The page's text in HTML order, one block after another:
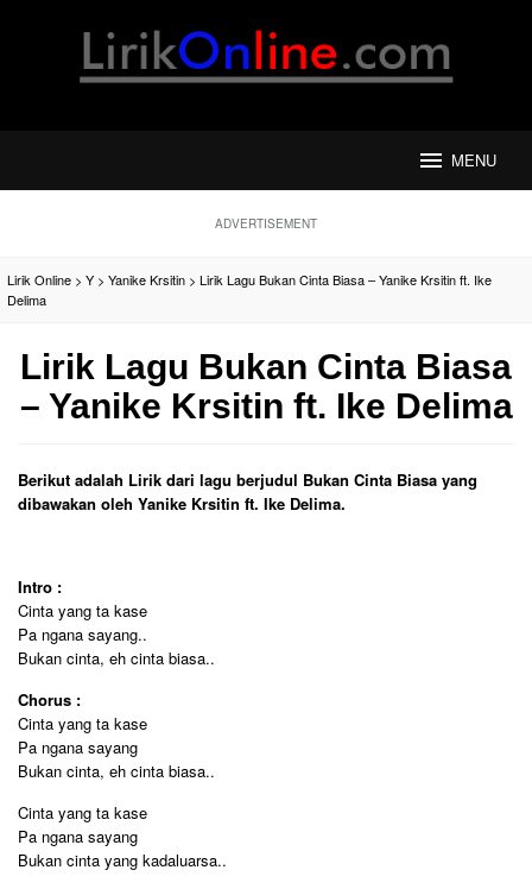
MENU
ADVERTISEMENT
Lirik Online > Y > Yanike Krsitin > Lirik Lagu Bukan Cinta Biasa – Yanike Krsitin ft. Ike
Delima
Lirik Lagu Bukan Cinta Biasa
– Yanike Krsitin ft. Ike Delima
Berikut adalah Lirik dari lagu berjudul Bukan Cinta Biasa yang
dibawakan oleh Yanike Krsitin ft. Ike Delima.
Intro :
Cinta yang ta kase
Pa ngana sayang..
Bukan cinta, eh cinta biasa..
Chorus :
Cinta yang ta kase
Pa ngana sayang
Bukan cinta, eh cinta biasa..
Cinta yang ta kase
Pa ngana sayang
Bukan cinta yang kadaluarsa..